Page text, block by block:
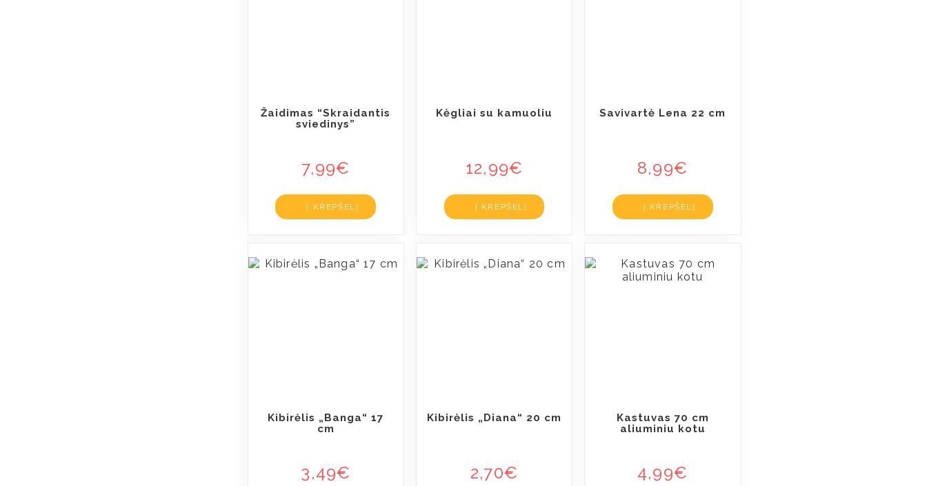
Žaidimas “Skraidantis
sviedinys”
7,99€
Į KREPŠELĮ
Kėgliai su kamuoliu
12,99€
Į KREPŠELĮ
Savivartė Lena 22 cm
8,99€
Į KREPŠELĮ
Kibirėlis „Banga“ 17
cm
3,49€
Kibirėlis „Diana“ 20 cm
2,70€
Kastuvas 70 cm
aliuminiu kotu
4,99€